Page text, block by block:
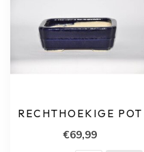
RECHTHOEKIGE POT
€69,99